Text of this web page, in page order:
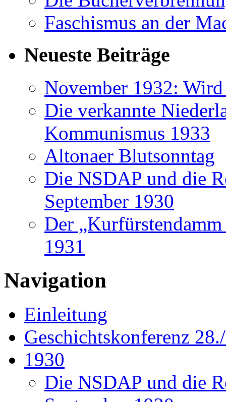
Faschismus an der
Neueste Beiträge
November 1932:
Die verkannte
Kommunismus 1933
Altonaer Blutsonntag
Die NSDAP und die
September 1930
Der
1931
Navigation
Einleitung
Geschichtskonferenz
1930
Die NSDAP und die